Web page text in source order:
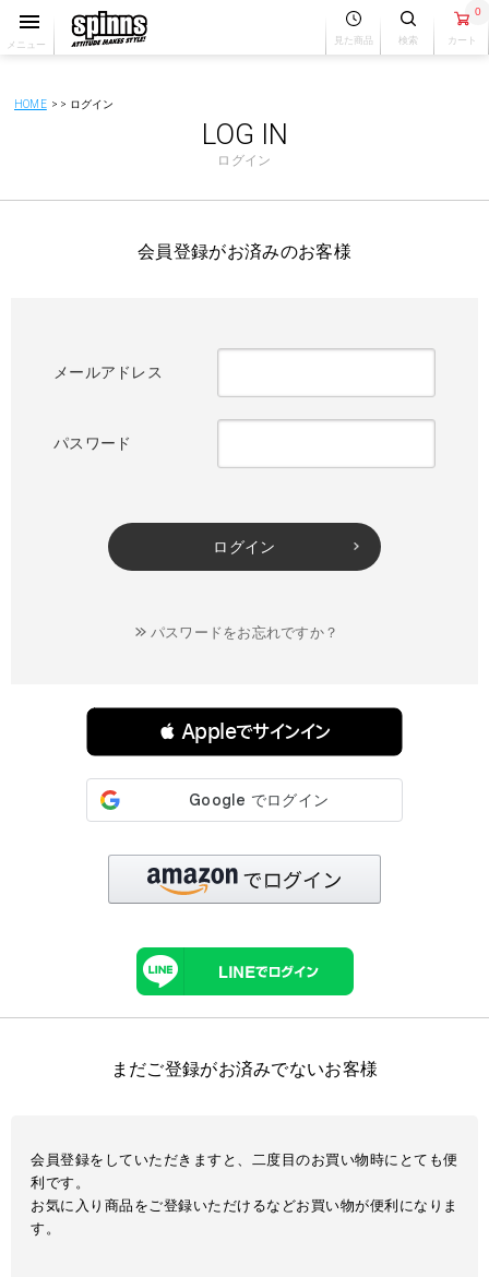
メニュー 見た商品 検索
0
カート
HOME ログイン
LOG IN
ログイン
会員登録がお済みのお客様
メールアドレス
パスワード
ログイン
パスワードをお忘れですか？
 Appleでサインイン
まだご登録がお済みでないお客様
会員登録をしていただきますと、二度目のお買い物時にとても便
利です。
お気に入り商品をご登録いただけるなどお買い物が便利になりま
す。